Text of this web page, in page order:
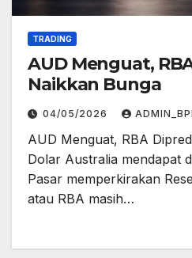
TRADING
AUD Menguat,
Naikkan Bunga
04/05/2026
AUD Menguat, RBA
Dolar Australia mendapat
Pasar memperkirakan
atau RBA masih…